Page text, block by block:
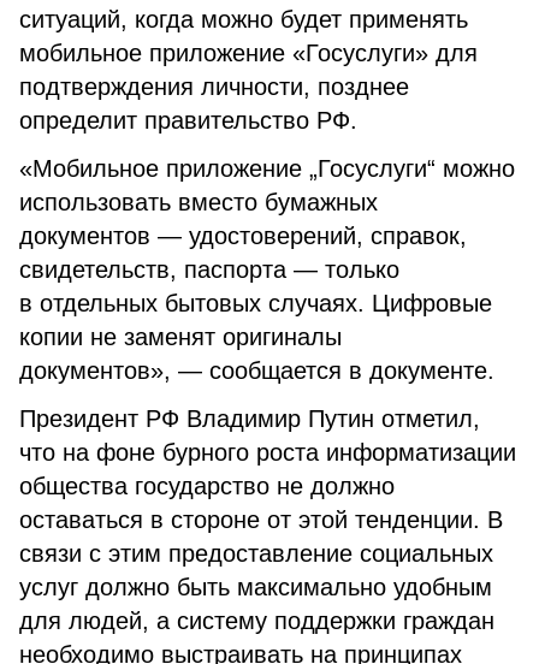
ситуаций, когда можно будет применять
мобильное приложение «Госуслуги» для
подтверждения личности, позднее
определит правительство РФ.
«Мобильное приложение „Госуслуги“ можно
использовать вместо бумажных
документов — удостоверений, справок,
свидетельств, паспорта — только
в отдельных бытовых случаях. Цифровые
копии не заменят оригиналы
документов», — сообщается в документе.
Президент РФ Владимир Путин отметил,
что на фоне бурного роста информатизации
общества государство не должно
оставаться в стороне от этой тенденции. В
связи с этим предоставление социальных
услуг должно быть максимально удобным
для людей, а систему поддержки граждан
необходимо выстраивать на принципах